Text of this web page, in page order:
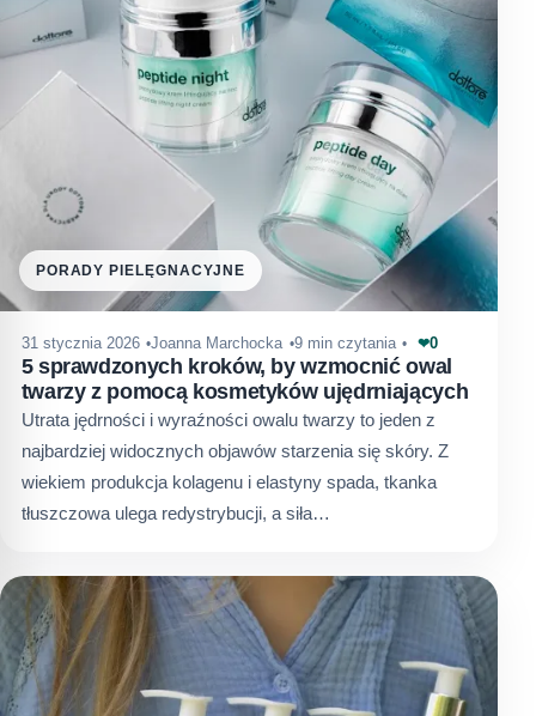
PORADY PIELĘGNACYJNE
31 stycznia 2026 Joanna Marchocka 9 min czytania ❤0
5 sprawdzonych kroków, by wzmocnić owal
twarzy z pomocą kosmetyków ujędrniających
Utrata jędrności i wyraźności owalu twarzy to jeden z
najbardziej widocznych objawów starzenia się skóry. Z
wiekiem produkcja kolagenu i elastyny spada, tkanka
tłuszczowa ulega redystrybucji, a siła…